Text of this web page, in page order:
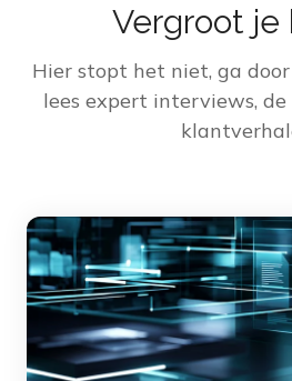
Vergroot je
Hier stopt het niet, ga
lees expert interviews,